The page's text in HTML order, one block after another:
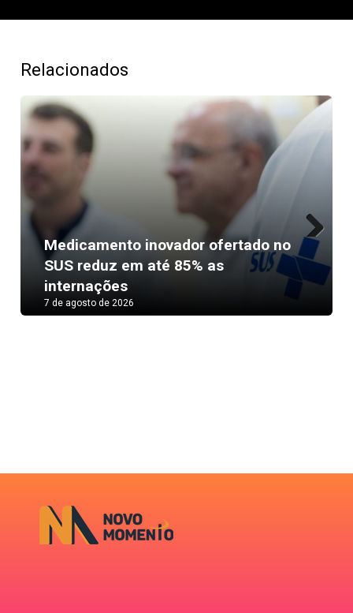
Relacionados
Medicamento inovador ofertado no
SUS reduz em até 85% as
internações
7 de agosto de 2026
Next